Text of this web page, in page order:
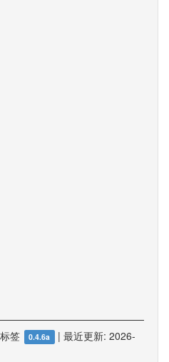
标签 0.4.6a | 最近更新: 2026-